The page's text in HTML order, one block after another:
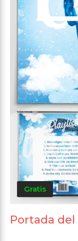
Gratis
Portada del